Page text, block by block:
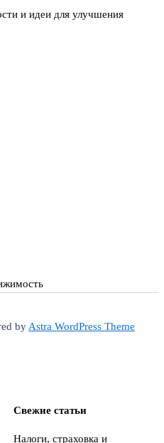
и идеи для улучшения
by Astra WordPress Theme
Свежие статьи
Налоги, страховка и